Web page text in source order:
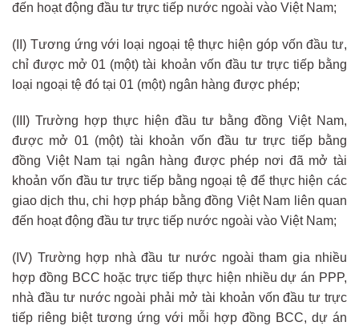
đến hoạt động đầu tư trực tiếp nước ngoài vào Việt Nam;
(II) Tương ứng với loại ngoại tệ thực hiện góp vốn đầu tư,
chỉ được mở 01 (một) tài khoản vốn đầu tư trực tiếp bằng
loại ngoại tệ đó tại 01 (một) ngân hàng được phép;
(III) Trường hợp thực hiện đầu tư bằng đồng Việt Nam,
được mở 01 (một) tài khoản vốn đầu tư trực tiếp bằng
đồng Việt Nam tại ngân hàng được phép nơi đã mở tài
khoản vốn đầu tư trực tiếp bằng ngoại tệ để thực hiện các
giao dịch thu, chi hợp pháp bằng đồng Việt Nam liên quan
đến hoạt động đầu tư trực tiếp nước ngoài vào Việt Nam;
(IV) Trường hợp nhà đầu tư nước ngoài tham gia nhiều
hợp đồng BCC hoặc trực tiếp thực hiện nhiều dự án PPP,
nhà đầu tư nước ngoài phải mở tài khoản vốn đầu tư trực
tiếp riêng biệt tương ứng với mỗi hợp đồng BCC, dự án